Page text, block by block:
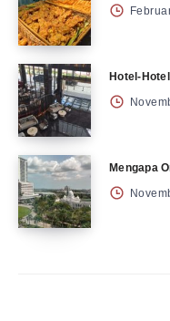
Hotel-
Mengapa